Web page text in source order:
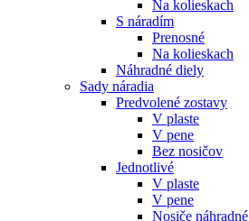
Na kolieskach
S náradím
Prenosné
Na kolieskach
Náhradné diely
Sady náradia
Predvolené zostavy
V plaste
V pene
Bez nosičov
Jednotlivé
V plaste
V pene
Nosiče náhradné